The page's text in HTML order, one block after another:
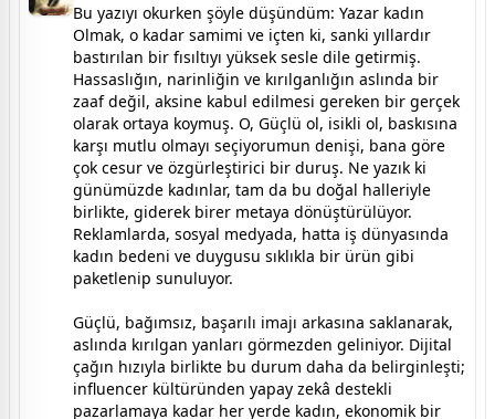
Bu yazıyı okurken şöyle düşündüm: Yazar kadın
Olmak, o kadar samimi ve içten ki, sanki yıllardır
bastırılan bir fısıltıyı yüksek sesle dile getirmiş.
Hassaslığın, narinliğin ve kırılganlığın aslında bir
zaaf değil, aksine kabul edilmesi gereken bir gerçek
olarak ortaya koymuş. O, Güçlü ol, isikli ol, baskısına
karşı mutlu olmayı seçiyorumun denişi, bana göre
çok cesur ve özgürleştirici bir duruş. Ne yazık ki
günümüzde kadınlar, tam da bu doğal halleriyle
birlikte, giderek birer metaya dönüştürülüyor.
Reklamlarda, sosyal medyada, hatta iş dünyasında
kadın bedeni ve duygusu sıklıkla bir ürün gibi
paketlenip sunuluyor.
Güçlü, bağımsız, başarılı imajı arkasına saklanarak,
aslında kırılgan yanları görmezden geliniyor. Dijital
çağın hızıyla birlikte bu durum daha da belirginleşti;
influencer kültüründen yapay zekâ destekli
pazarlamaya kadar her yerde kadın, ekonomik bir